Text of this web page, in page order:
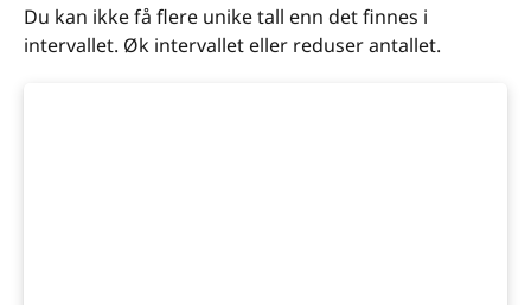
Du kan ikke få flere unike tall enn det finnes i
intervallet. Øk intervallet eller reduser antallet.